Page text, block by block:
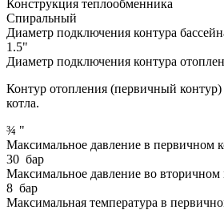
Конструкция теплообменника
Спиральный
Диаметр подключения контура
1.5"
Диаметр подключения контура
Контур отопления (первичный
котла.
¾ "
Максимальное давление в первичном
30 бар
Максимальное давление во вторичном
8 бар
Максимальная температура в